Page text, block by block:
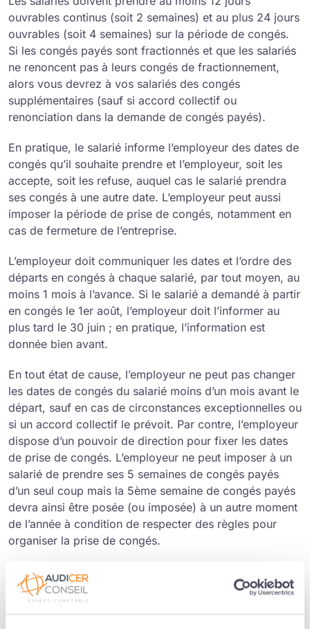
ouvrables continus (soit 2 semaines) et au plus 24 jours
ouvrables (soit 4 semaines) sur la période de congés.
Si les congés payés sont fractionnés et que les salariés
ne renoncent pas à leurs congés de fractionnement,
alors vous devrez à vos salariés des congés
supplémentaires (sauf si accord collectif ou
renonciation dans la demande de congés payés).
En pratique, le salarié informe l’employeur des dates de
congés qu’il souhaite prendre et l’employeur, soit les
accepte, soit les refuse, auquel cas le salarié prendra
ses congés à une autre date. L’employeur peut aussi
imposer la période de prise de congés, notamment en
cas de fermeture de l’entreprise.
L’employeur doit communiquer les dates et l’ordre des
départs en congés à chaque salarié, par tout moyen, au
moins 1 mois à l’avance. Si le salarié a demandé à partir
en congés le 1er août, l’employeur doit l’informer au
plus tard le 30 juin ; en pratique, l’information est
donnée bien avant.
En tout état de cause, l’employeur ne peut pas changer
les dates de congés du salarié moins d’un mois avant le
départ, sauf en cas de circonstances exceptionnelles ou
si un accord collectif le prévoit. Par contre, l’employeur
dispose d’un pouvoir de direction pour fixer les dates
de prise de congés. L’employeur ne peut imposer à un
salarié de prendre ses 5 semaines de congés payés
d’un seul coup mais la 5ème semaine de congés payés
devra ainsi être posée (ou imposée) à un autre moment
de l’année à condition de respecter des règles pour
organiser la prise de congés.
Solder les congés chaque année